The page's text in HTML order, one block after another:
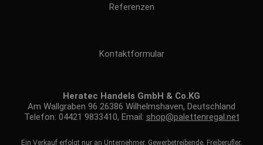
Referenzen
Kontaktformular
Heratec Handels GmbH & Co.KG
Am Wallgraben 96 26386 Wilhelmshaven, Deutschland
Telefon: 04421 9833410, Email: shop@palettenregal.net
Ein Verkauf erfolgt nur an Unternehmer, Gewerbetreibende, Freiberufler,